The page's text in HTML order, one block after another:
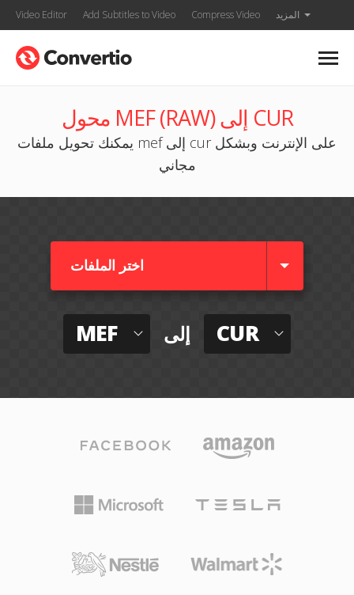
Video Editor Add Subtitles to Video Compress Video المزيد
محول MEF (RAW) إلى CUR
يمكنك تحويل ملفات mef إلى cur على الإنترنت وبشكل
مجاني
اختر الملفات
MEF إلى CUR